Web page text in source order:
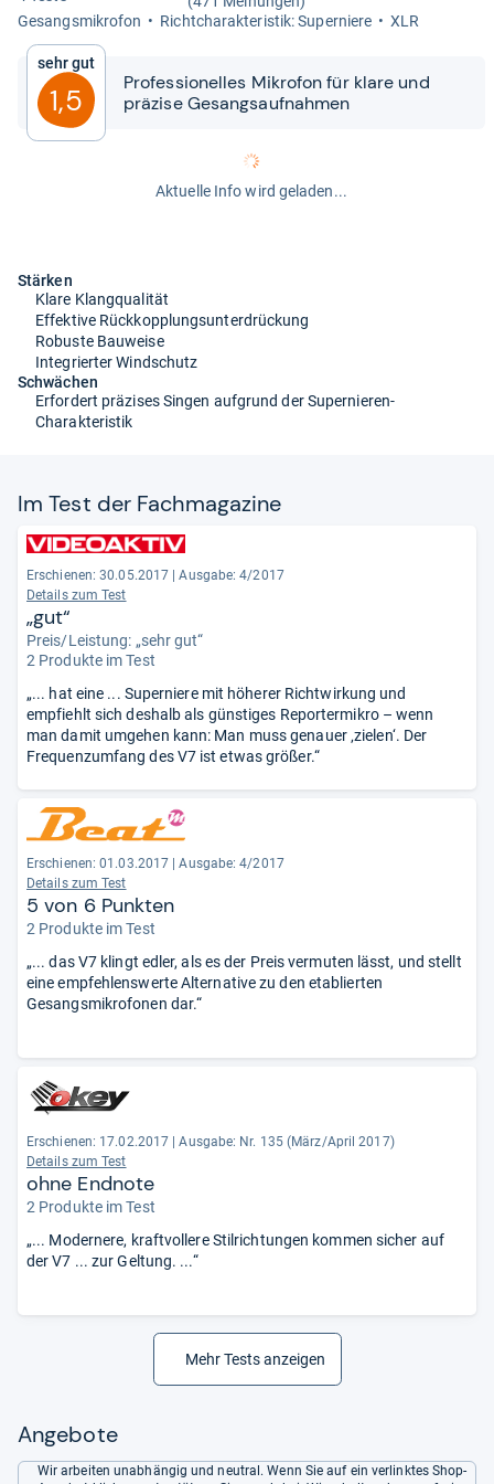
Gesangs­mi­kro­fon
Richt­cha­rak­te­ris­tik: Super­niere XLR
Sehr gut
1,5
Pro­fes­sio­nel­les Mikro­fon für klare und
prä­zise Gesangs­auf­nah­men
Aktuelle Info wird geladen...
Stärken
Klare Klangqualität
Effektive Rückkopplungsunterdrückung
Robuste Bauweise
Integrierter Windschutz
Schwächen
Erfordert präzises Singen aufgrund der Supernieren-
Charakteristik
Im Test der Fach­ma­ga­zine
Erschienen: 30.05.2017
Ausgabe: 4/2017
Details zum Test
„gut“
Preis/Leistung: „sehr gut“
2 Produkte im Test
„... hat eine ... Superniere mit höherer Richtwirkung und
empfiehlt sich deshalb als günstiges Reportermikro – wenn
man damit umgehen kann: Man muss genauer ‚zielen‘. Der
Frequenzumfang des V7 ist etwas größer.“
Erschienen: 01.03.2017
Ausgabe: 4/2017
Details zum Test
5 von 6 Punkten
2 Produkte im Test
„... das V7 klingt edler, als es der Preis vermuten lässt, und stellt
eine empfehlenswerte Alternative zu den etablierten
Gesangsmikrofonen dar.“
Erschienen: 17.02.2017
Ausgabe: Nr. 135 (März/April 2017)
Details zum Test
ohne Endnote
2 Produkte im Test
„... Modernere, kraftvollere Stilrichtungen kommen sicher auf
der V7 ... zur Geltung. ...“
Mehr Tests anzeigen
Angebote
Wir arbeiten unabhängig und neutral. Wenn Sie auf ein verlinktes Shop-